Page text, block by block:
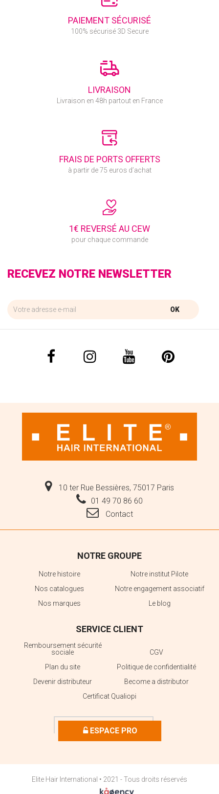
PAIEMENT SÉCURISÉ
100% sécurisé 3D Secure
LIVRAISON
Livraison en 48h partout en France
FRAIS DE PORTS OFFERTS
à partir de 75 euros d’achat
1€ REVERSÉ AU CEW
pour chaque commande
RECEVEZ NOTRE NEWSLETTER
OK
10 ter Rue Bessières, 75017 Paris
01 49 70 86 60
Contact
NOTRE GROUPE
Notre histoire
Notre institut Pilote
Nos catalogues
Notre engagement associatif
Nos marques
Le blog
SERVICE CLIENT
Remboursement sécurité
sociale
CGV
Plan du site
Politique de confidentialité
Devenir distributeur
Become a distributor
Certificat Qualiopi
ESPACE PRO
Elite Hair International • 2021 - Tous droits réservés